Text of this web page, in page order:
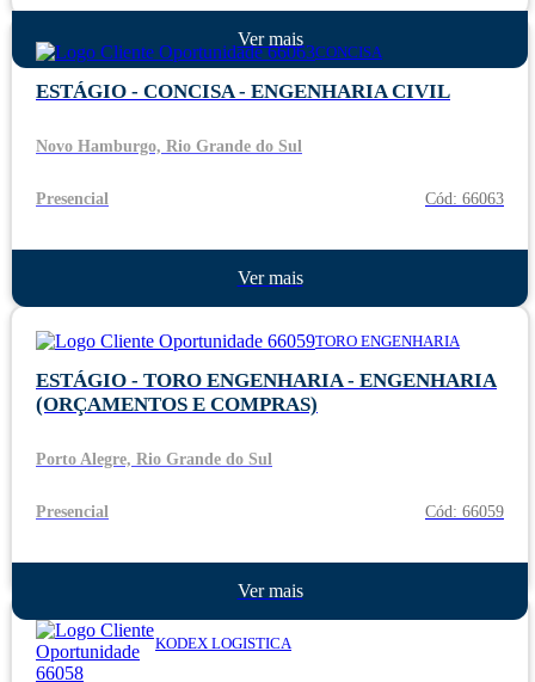
Ver mais
CONCISA
ESTÁGIO - CONCISA - ENGENHARIA CIVIL
Novo Hamburgo, Rio Grande do Sul
Presencial Cód: 66063
Ver mais
TORO ENGENHARIA
ESTÁGIO - TORO ENGENHARIA - ENGENHARIA
(ORÇAMENTOS E COMPRAS)
Porto Alegre, Rio Grande do Sul
Presencial Cód: 66059
Ver mais
KODEX LOGISTICA